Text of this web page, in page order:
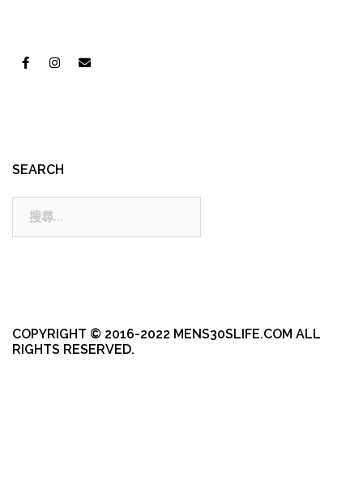
SEARCH
COPYRIGHT © 2016-2022 MENS30SLIFE.COM ALL
RIGHTS RESERVED.